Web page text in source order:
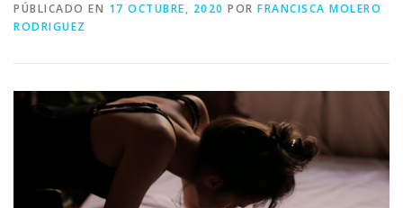
PÚBLICADO EN 17 OCTUBRE, 2020 POR FRANCISCA MOLERO
RODRIGUEZ